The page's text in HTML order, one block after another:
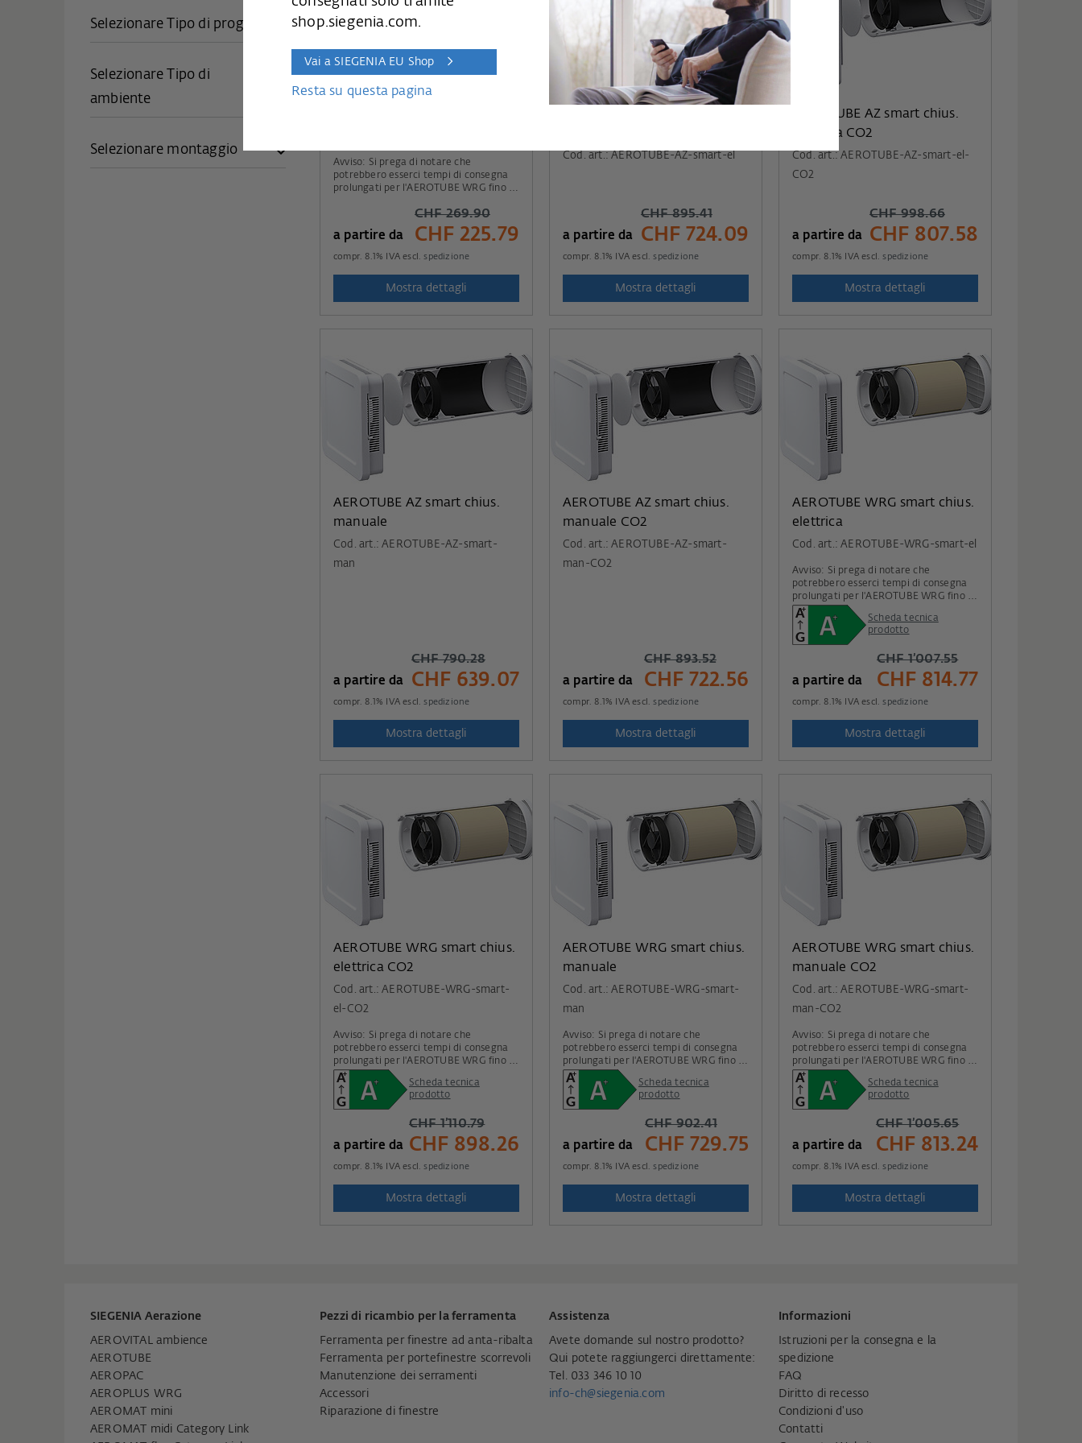
Selezionare Tipo di progetto
Selezionare Tipo di
ambiente
Selezionare montaggio
Avviso: Si prega di notare che
potrebbero esserci tempi di consegna
prolungati per l'AEROTUBE WRG fino a
a partire da
CHF 269.90
CHF 225.79
compr. 8.1% IVA escl.spedizione
Mostra dettagli
Cod. art.: AEROTUBE-AZ-smart-el
a partire da
CHF 895.41
CHF 724.09
compr. 8.1% IVA escl.spedizione
Mostra dettagli
AEROTUBE AZ smart chius.
elettrica CO2
Cod. art.: AEROTUBE-AZ-smart-el-
CO2
a partire da
CHF 998.66
CHF 807.58
compr. 8.1% IVA escl.spedizione
Mostra dettagli
AEROTUBE AZ smart chius.
manuale
Cod. art.: AEROTUBE-AZ-smart-
man
a partire da
CHF 790.28
CHF 639.07
compr. 8.1% IVA escl.spedizione
Mostra dettagli
AEROTUBE AZ smart chius.
manuale CO2
Cod. art.: AEROTUBE-AZ-smart-
man-CO2
a partire da
CHF 893.52
CHF 722.56
compr. 8.1% IVA escl.spedizione
Mostra dettagli
AEROTUBE WRG smart chius.
elettrica
Cod. art.: AEROTUBE-WRG-smart-el
Avviso: Si prega di notare che
potrebbero esserci tempi di consegna
prolungati per l'AEROTUBE WRG fino a
metà agosto.
Scheda tecnica
prodotto
a partire da
CHF 1’007.55
CHF 814.77
compr. 8.1% IVA escl.spedizione
Mostra dettagli
AEROTUBE WRG smart chius.
elettrica CO2
Cod. art.: AEROTUBE-WRG-smart-
el-CO2
Avviso: Si prega di notare che
potrebbero esserci tempi di consegna
prolungati per l'AEROTUBE WRG fino a
metà agosto.
Scheda tecnica
prodotto
a partire da
CHF 1’110.79
CHF 898.26
compr. 8.1% IVA escl.spedizione
Mostra dettagli
AEROTUBE WRG smart chius.
manuale
Cod. art.: AEROTUBE-WRG-smart-
man
Avviso: Si prega di notare che
potrebbero esserci tempi di consegna
prolungati per l'AEROTUBE WRG fino a
metà agosto.
Scheda tecnica
prodotto
a partire da
CHF 902.41
CHF 729.75
compr. 8.1% IVA escl.spedizione
Mostra dettagli
AEROTUBE WRG smart chius.
manuale CO2
Cod. art.: AEROTUBE-WRG-smart-
man-CO2
Avviso: Si prega di notare che
potrebbero esserci tempi di consegna
prolungati per l'AEROTUBE WRG fino a
metà agosto.
Scheda tecnica
prodotto
a partire da
CHF 1’005.65
CHF 813.24
compr. 8.1% IVA escl.spedizione
Mostra dettagli
SIEGENIA Aerazione
AEROVITAL ambience
AEROTUBE
AEROPAC
AEROPLUS WRG
AEROMAT mini
AEROMAT midi Category Link
Pezzi di ricambio per la ferramenta
Ferramenta per finestre ad anta-ribalta
Ferramenta per portefinestre scorrevoli
Manutenzione dei serramenti
Accessori
Riparazione di finestre
Assistenza
Avete domande sul nostro prodotto?
Qui potete raggiungerci direttamente:
Tel. 033 346 10 10
info-ch@siegenia.com
Informazioni
Istruzioni per la consegna e la
spedizione
FAQ
Diritto di recesso
Condizioni d'uso
Contatti
shop.siegenia.com.
Vai a SIEGENIA EU Shop
Resta su questa pagina